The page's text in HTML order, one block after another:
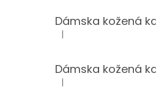
Hodnotenie produktu je
|
Hodnotenie produktu je
|